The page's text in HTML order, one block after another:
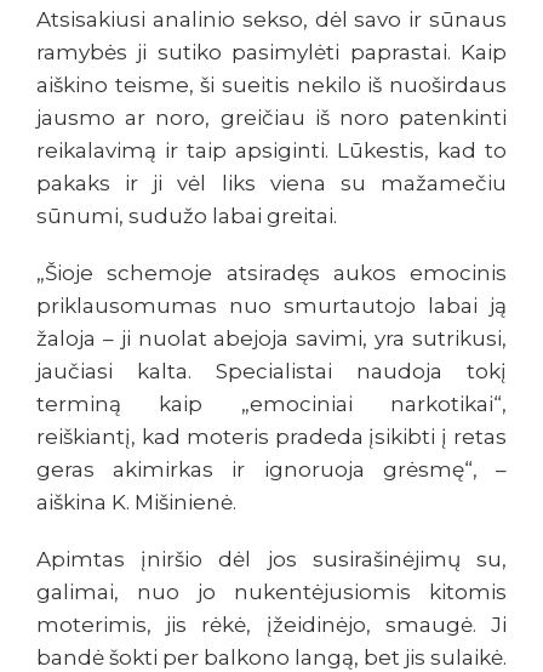
Atsisakiusi analinio sekso, dėl savo ir sūnaus
ramybės ji sutiko pasimylėti paprastai. Kaip
aiškino teisme, ši sueitis nekilo iš nuoširdaus
jausmo ar noro, greičiau iš noro patenkinti
reikalavimą ir taip apsiginti. Lūkestis, kad to
pakaks ir ji vėl liks viena su mažamečiu
sūnumi, sudužo labai greitai.
„Šioje schemoje atsiradęs aukos emocinis
priklausomumas nuo smurtautojo labai ją
žaloja – ji nuolat abejoja savimi, yra sutrikusi,
jaučiasi kalta. Specialistai naudoja tokį
terminą kaip „emociniai narkotikai“,
reiškiantį, kad moteris pradeda įsikibti į retas
geras akimirkas ir ignoruoja grėsmę“, –
aiškina K. Mišinienė.
Apimtas įniršio dėl jos susirašinėjimų su,
galimai, nuo jo nukentėjusiomis kitomis
moterimis, jis rėkė, įžeidinėjo, smaugė. Ji
bandė šokti per balkono langą, bet jis sulaikė.